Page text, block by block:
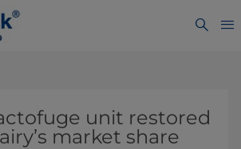
unit restored
market share